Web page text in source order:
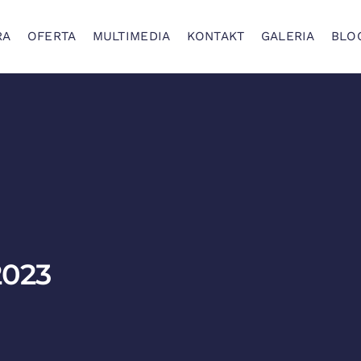
OFERTA MULTIMEDIA KONTAKT GALERIA